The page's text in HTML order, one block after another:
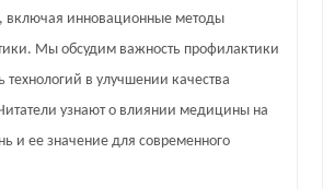
включая инновационные методы
Мы обсудим важность профилактики
технологий в улучшении качества
узнают о влиянии медицины на
и ее значение для современного